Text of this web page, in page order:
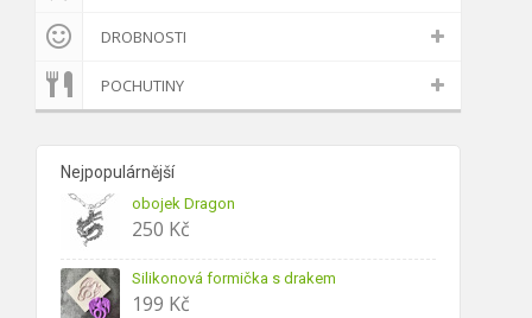
DROBNOSTI
POCHUTINY
Nejpopulárnější
obojek Dragon
250 Kč
Silikonová formička s drakem
199 Kč